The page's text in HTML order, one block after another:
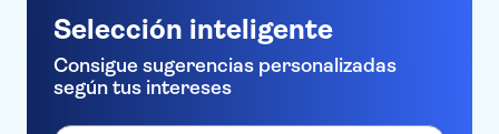
Residenza Spirito Santo Roma
Hotel Zone
Selección inteligente
Consigue sugerencias personalizadas
según tus intereses